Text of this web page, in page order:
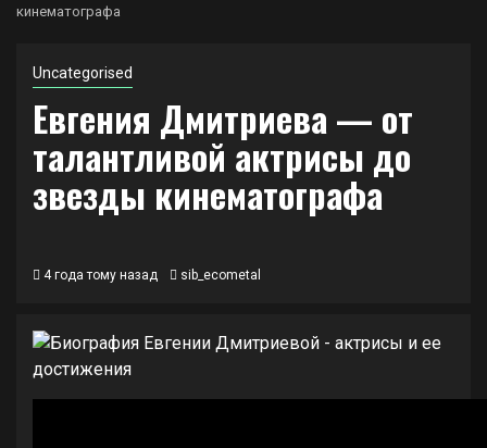
кинематографа
Uncategorised
Евгения Дмитриева — от
талантливой актрисы до
звезды кинематографа
4 года тому назад sib_ecometal